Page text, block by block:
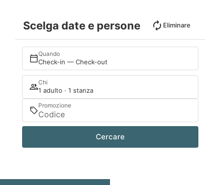
Scelga date e persone Eliminare
Quando
Check-in — Check-out
Chi
1 adulto · 1 stanza
Promozione
Cercare